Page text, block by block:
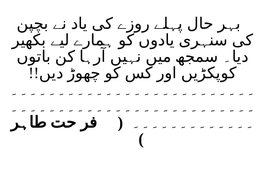
بہر حال پہلے روزے کی یاد نے بچپن
کی سنہری یادوں کو ہمارے لیے بکھیر
دیا۔ سمجھ میں نہیں آرہا کن باتوں
کوپکڑیں اور کس کو چھوڑ دیں!!
۔۔۔۔۔۔۔۔۔۔۔۔۔۔۔۔۔۔۔۔۔۔۔۔۔۔
۔۔۔۔۔۔۔۔۔۔۔۔۔۔۔۔۔۔۔۔۔۔۔۔۔۔
۔۔۔۔۔۔۔۔۔۔۔۔۔
)
فر حت طاہر
(